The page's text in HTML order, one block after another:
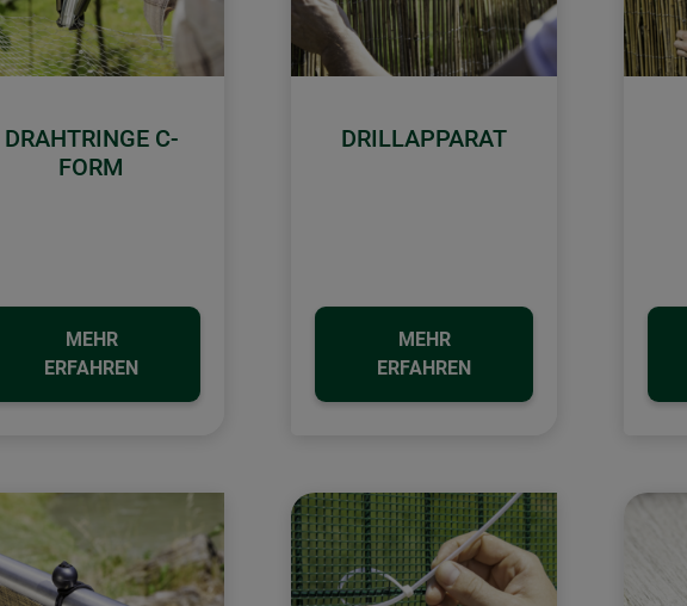
DRAHTRINGE C-
FORM
MEHR
ERFAHREN
DRILLAPPARAT
MEHR
ERFAHREN